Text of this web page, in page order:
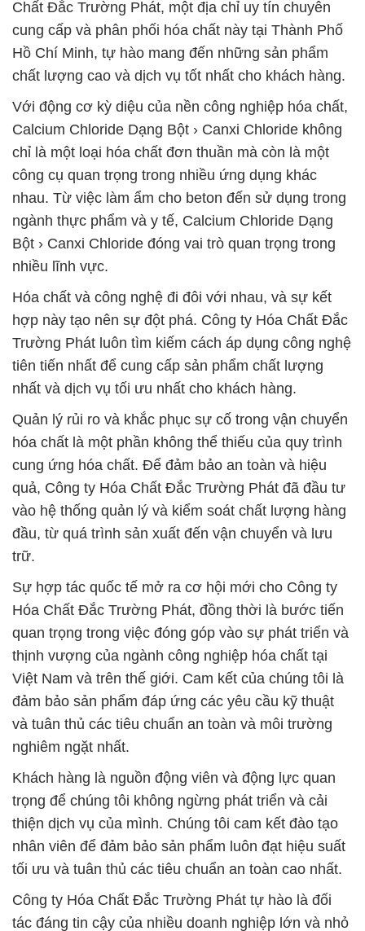
Chất Đắc Trường Phát, một địa chỉ uy tín chuyên
cung cấp và phân phối hóa chất này tại Thành Phố
Hồ Chí Minh, tự hào mang đến những sản phẩm
chất lượng cao và dịch vụ tốt nhất cho khách hàng.
Với động cơ kỳ diệu của nền công nghiệp hóa chất,
Calcium Chloride Dạng Bột › Canxi Chloride không
chỉ là một loại hóa chất đơn thuần mà còn là một
công cụ quan trọng trong nhiều ứng dụng khác
nhau. Từ việc làm ẩm cho beton đến sử dụng trong
ngành thực phẩm và y tế, Calcium Chloride Dạng
Bột › Canxi Chloride đóng vai trò quan trọng trong
nhiều lĩnh vực.
Hóa chất và công nghệ đi đôi với nhau, và sự kết
hợp này tạo nên sự đột phá. Công ty Hóa Chất Đắc
Trường Phát luôn tìm kiếm cách áp dụng công nghệ
tiên tiến nhất để cung cấp sản phẩm chất lượng
nhất và dịch vụ tối ưu nhất cho khách hàng.
Quản lý rủi ro và khắc phục sự cố trong vận chuyển
hóa chất là một phần không thể thiếu của quy trình
cung ứng hóa chất. Để đảm bảo an toàn và hiệu
quả, Công ty Hóa Chất Đắc Trường Phát đã đầu tư
vào hệ thống quản lý và kiểm soát chất lượng hàng
đầu, từ quá trình sản xuất đến vận chuyển và lưu
trữ.
Sự hợp tác quốc tế mở ra cơ hội mới cho Công ty
Hóa Chất Đắc Trường Phát, đồng thời là bước tiến
quan trọng trong việc đóng góp vào sự phát triển và
thịnh vượng của ngành công nghiệp hóa chất tại
Việt Nam và trên thế giới. Cam kết của chúng tôi là
đảm bảo sản phẩm đáp ứng các yêu cầu kỹ thuật
và tuân thủ các tiêu chuẩn an toàn và môi trường
nghiêm ngặt nhất.
Khách hàng là nguồn động viên và động lực quan
trọng để chúng tôi không ngừng phát triển và cải
thiện dịch vụ của mình. Chúng tôi cam kết đào tạo
nhân viên để đảm bảo sản phẩm luôn đạt hiệu suất
tối ưu và tuân thủ các tiêu chuẩn an toàn cao nhất.
Công ty Hóa Chất Đắc Trường Phát tự hào là đối
tác đáng tin cậy của nhiều doanh nghiệp lớn và nhỏ